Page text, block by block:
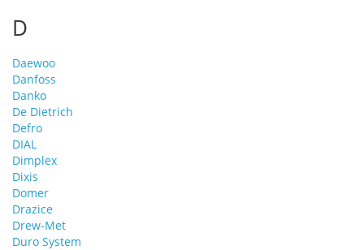
D
Daewoo
Danfoss
Danko
De Dietrich
Defro
DIAL
Dimplex
Dixis
Domer
Drazice
Drew-Met
Duro System